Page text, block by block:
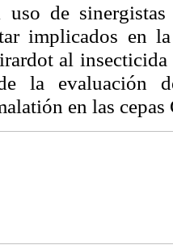
uso de
implicados en
al
la evaluación
en las